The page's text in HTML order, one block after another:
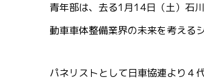
青年部は、去る1月14日（土）石
動車車体整備業界の未来を考える
パネリストとして日車協連より４